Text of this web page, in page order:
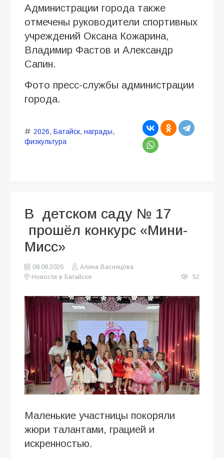
Администрации города также
отмечены руководители спортивных
учреждений Оксана Кожарина,
Владимир Фастов и Александр
Сапин.
Фото пресс-службы администрации
города.
2026, Батайск, награды,
физкультура
В детском саду № 17
прошёл конкурс «Мини-
Мисс»
08.08.2026
Алена Васнецова
Новости в Батайске
52
Маленькие участницы покоряли
жюри талантами, грацией и
искренностью.